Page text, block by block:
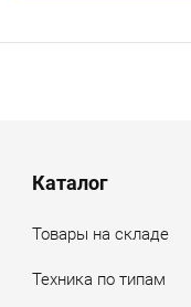
Каталог
Товары на складе
Техника по типам